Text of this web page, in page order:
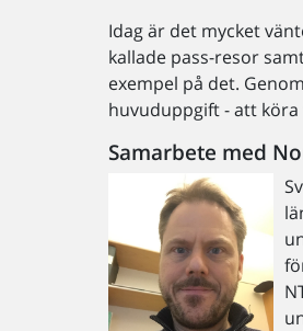
Idag är det mycket
kallade pass-resor
exempel på det.
huvuduppgift - att köra
Samarbete med